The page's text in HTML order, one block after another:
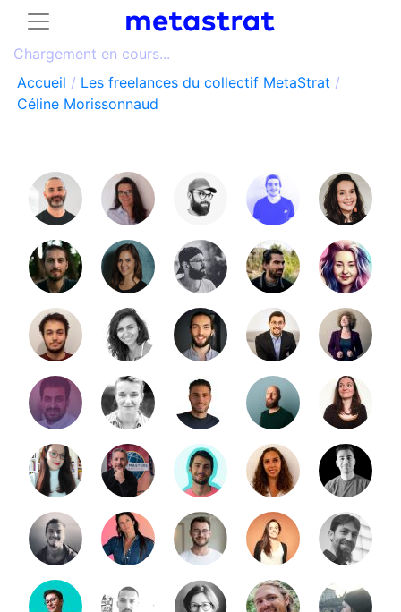
Chargement en cours...
Accueil / Les freelances du collectif MetaStrat /
Céline Morissonnaud